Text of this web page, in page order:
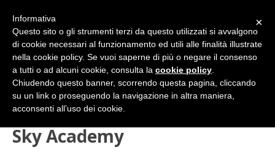
Sky Academy
Sky Academy
×
Informativa
Questo sito o gli strumenti terzi da questo utilizzati si avvalgono
di cookie necessari al funzionamento ed utili alle finalità illustrate
nella cookie policy. Se vuoi saperne di più o negare il consenso
a tutti o ad alcuni cookie, consulta la cookie policy
Chiudendo questo banner, scorrendo questa pagina, cliccando
su un link o proseguendo la navigazione in altra maniera,
acconsenti all’uso dei cookie.